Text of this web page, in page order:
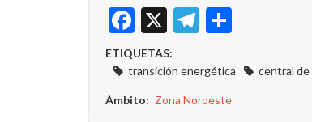
Facebook
X Telegram
ETIQUETAS:
transición energética
central
Ámbito Zona Noroeste